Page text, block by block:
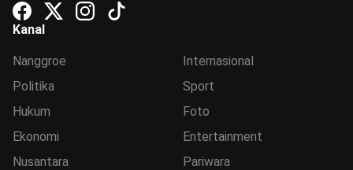
Kanal
Nanggroe
Politika
Hukum
Ekonomi
Nusantara
Internasional
Sport
Foto
Entertainment
Pariwara